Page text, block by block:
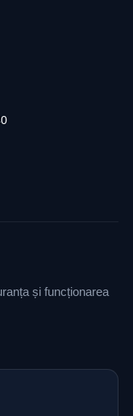
și funcționarea